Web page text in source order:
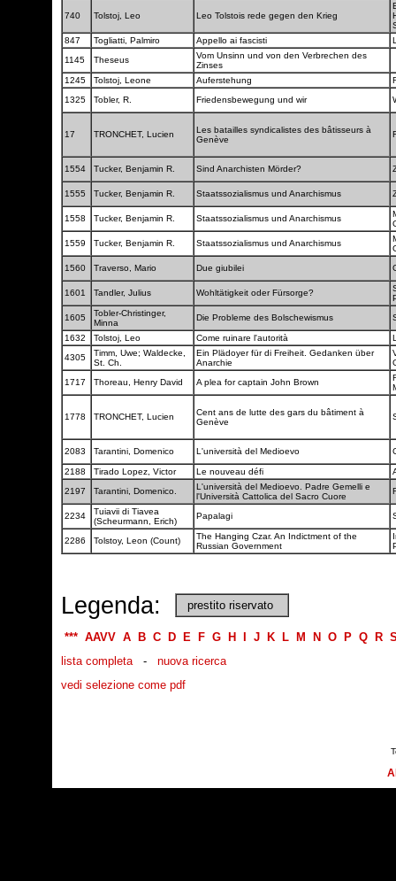
740 Tolstoj, Leo Leo Tolstois rede gegen den Krieg
847
Togliatti, Palmiro Appello ai fascisti
1145
Theseus
Vom Unsinn und von den Verbrechen des
Zinses
1245
Tolstoj, Leone Auferstehung
1325
Tobler, R. Friedensbewegung und wir
17 TRONCHET, Lucien
Les batailles syndicalistes des bâtisseurs à
Genève
1554 Tucker, Benjamin R. Sind Anarchisten Mörder?
1555 Tucker, Benjamin R. Staatssozialismus und Anarchismus
1558 Tucker, Benjamin R. Staatssozialismus und Anarchismus
1559
Tucker, Benjamin R. Staatssozialismus und Anarchismus
1560
Traverso, Mario Due giubilei
1601 Tandler, Julius Wohltätigkeit oder Fürsorge?
1605
Tobler-Christinger,
Minna
Die Probleme des Bolschewismus
1632 Tolstoj, Leo Come ruinare l'autorità
4305
Timm, Uwe; Waldecke,
St. Ch.
Ein Plädoyer für di Freiheit. Gedanken über
Anarchie
1717
Thoreau, Henry David A plea for captain John Brown
1778 TRONCHET, Lucien
Cent ans de lutte des gars du bâtiment à
Genève
2083 Tarantini, Domenico L'università del Medioevo
2188 Tirado Lopez, Victor Le nouveau défi
2197
Tarantini, Domenico.
L'università del Medioevo. Padre Gemelli e
l'Università Cattolica del Sacro Cuore
2234
Tuiavii di Tiavea
(Scheurmann, Erich)
Papalagi
2286 Tolstoy, Leon (Count)
The Hanging Czar. An Indictment of the
Russian Government
Legenda: prestito riservato
*** AAVV A B C D E F G H J K L M N O P Q R
lista completa- nuova ricerca
vedi selezione come pdf